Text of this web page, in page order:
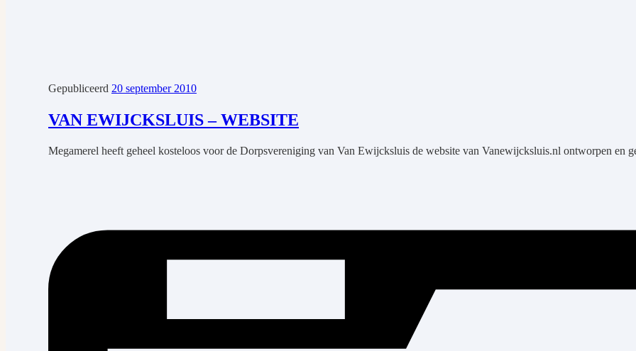
Gepubliceerd 20 september 2010
VAN EWIJCKSLUIS – WEBSITE
Megamerel heeft geheel kosteloos voor de Dorpsvereniging van Van Ewijcksluis de website van Vanewijcksluis.nl ontworpen